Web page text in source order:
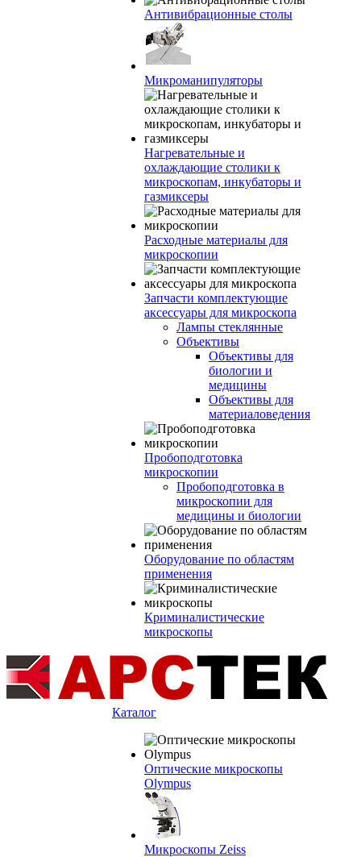
Антивибрационные столы
Микроманипуляторы
Нагревательные и
охлаждающие столики к
микроскопам, инкубаторы и
газмиксеры
Расходные материалы для
микроскопии
Запчасти комплектующие
аксессуары для микроскопа
Лампы стеклянные
Объективы
Объективы для
биологии и
медицины
Объективы для
материаловедения
Пробоподготовка
микроскопии
Пробоподготовка в
микроскопии для
медицины и биологии
Оборудование по областям
применения
Криминалистические
микроскопы
Каталог
Оптические микроскопы
Olympus
Микроскопы Zeiss